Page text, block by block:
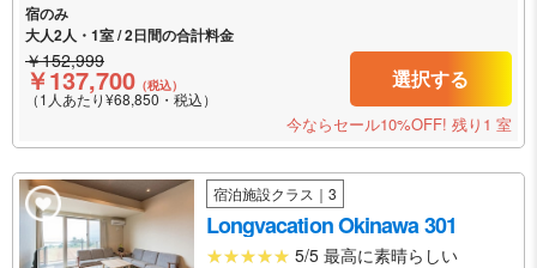
宿のみ
大人2人・1室 / 2日間の合計料金
￥152,999
￥137,700 （税込）
（1人あたり¥68,850・税込）
選択する
今ならセール10%OFF! 残り1 室
宿泊施設クラス｜3
Longvacation Okinawa 301
5/5 最高に素晴らしい